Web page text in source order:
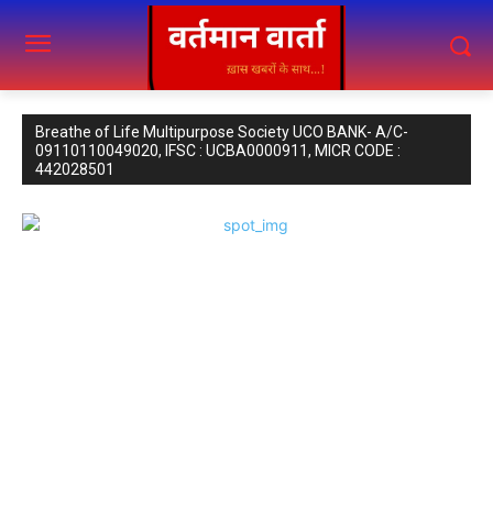
Breathe of Life Multipurpose Society UCO BANK- A/C-
09110110049020, IFSC : UCBA0000911, MICR CODE :
442028501